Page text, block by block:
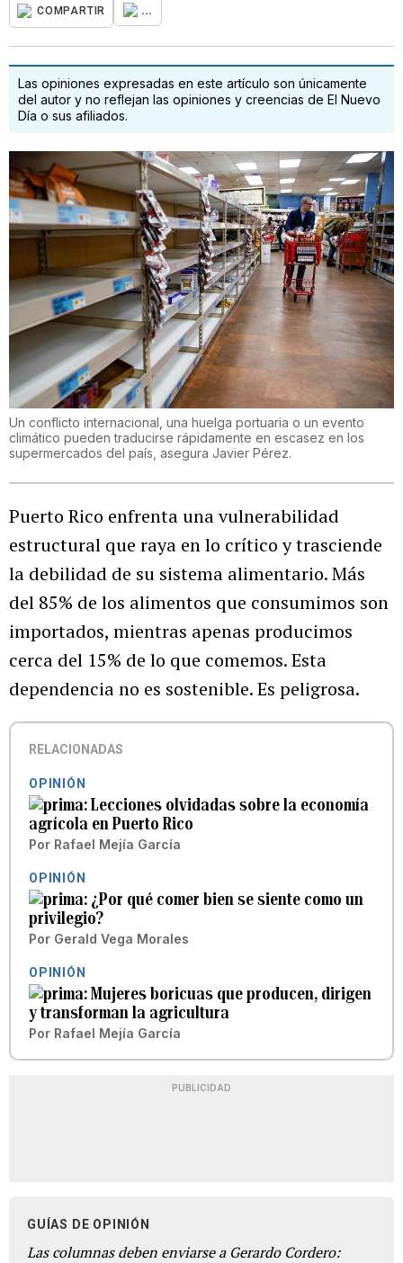
COMPARTIR ...
Las opiniones expresadas en este artículo son únicamente
del autor y no reflejan las opiniones y creencias de El Nuevo
Día o sus afiliados.
Un conflicto internacional, una huelga portuaria o un evento
climático pueden traducirse rápidamente en escasez en los
supermercados del país, asegura Javier Pérez.
Puerto Rico enfrenta una vulnerabilidad
estructural que raya en lo crítico y trasciende
la debilidad de su sistema alimentario. Más
del 85% de los alimentos que consumimos son
importados, mientras apenas producimos
cerca del 15% de lo que comemos. Esta
dependencia no es sostenible. Es peligrosa.
RELACIONADAS
OPINIÓN
Lecciones olvidadas sobre la economía
agrícola en Puerto Rico
Por Rafael Mejía García
OPINIÓN
¿Por qué comer bien se siente como un
privilegio?
Por Gerald Vega Morales
OPINIÓN
Mujeres boricuas que producen, dirigen
y transforman la agricultura
Por Rafael Mejía García
PUBLICIDAD
GUÍAS DE OPINIÓN
Las columnas deben enviarse a Gerardo Cordero: